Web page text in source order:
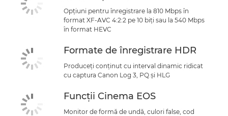
Opţiuni pentru înregistrare la 810 Mbps în
format XF-AVC 4:2:2 pe 10 biţi sau la 540 Mbps
în format HEVC
Formate de înregistrare HDR
Produceţi conţinut cu interval dinamic ridicat
cu captura Canon Log 3, PQ şi HLG
Funcţii Cinema EOS
Monitor de formă de undă, culori false, cod